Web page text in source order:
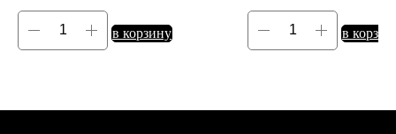
в корзину в